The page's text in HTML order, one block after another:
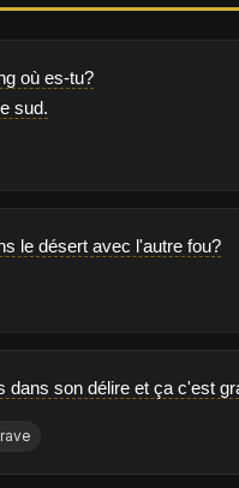
où es-tu?
sud.
le désert avec l'autre fou?
dans son délire et ça c'est